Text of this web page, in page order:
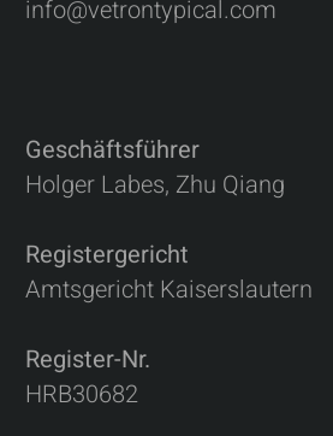
info@vetrontypical.com
Geschäftsführer
Holger Labes, Zhu Qiang
Registergericht
Amtsgericht Kaiserslautern
Register-Nr.
HRB30682